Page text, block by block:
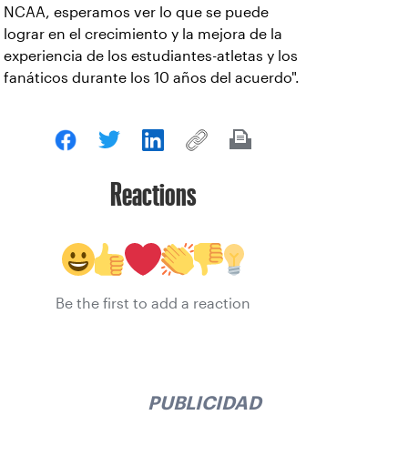
NCAA, esperamos ver lo que se puede
lograr en el crecimiento y la mejora de la
experiencia de los estudiantes-atletas y los
fanáticos durante los 10 años del acuerdo".
Reactions
Be the first to add a reaction
PUBLICIDAD